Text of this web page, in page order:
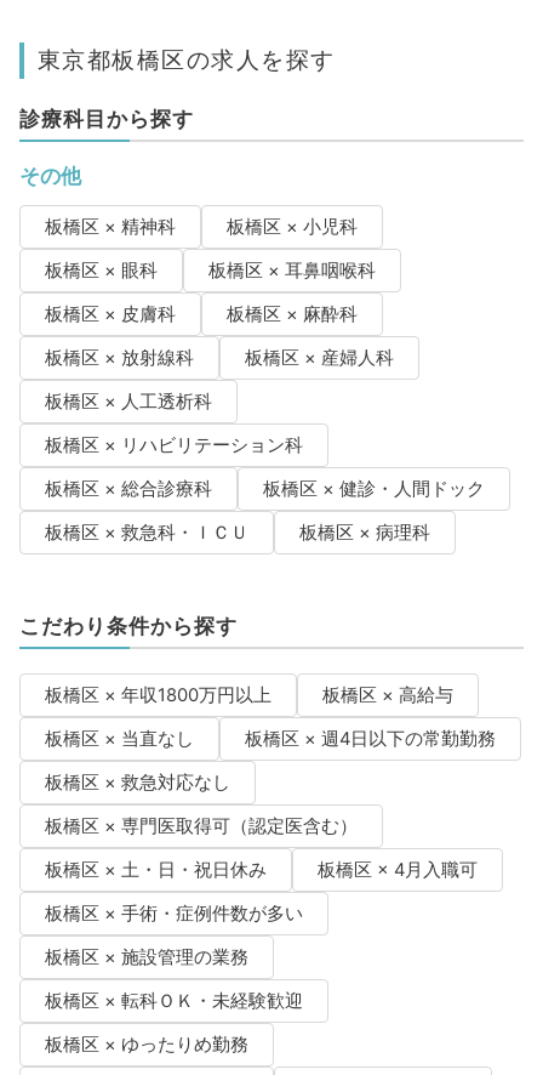
東京都板橋区の求人を探す
診療科目から探す
その他
板橋区 × 精神科
板橋区 × 小児科
板橋区 × 眼科
板橋区 × 耳鼻咽喉科
板橋区 × 皮膚科
板橋区 × 麻酔科
板橋区 × 放射線科
板橋区 × 産婦人科
板橋区 × 人工透析科
板橋区 × リハビリテーション科
板橋区 × 総合診療科
板橋区 × 健診・人間ドック
板橋区 × 救急科・ＩＣＵ
板橋区 × 病理科
こだわり条件から探す
板橋区 × 年収1800万円以上
板橋区 × 高給与
板橋区 × 当直なし
板橋区 × 週4日以下の常勤勤務
板橋区 × 救急対応なし
板橋区 × 専門医取得可（認定医含む）
板橋区 × 土・日・祝日休み
板橋区 × 4月入職可
板橋区 × 手術・症例件数が多い
板橋区 × 施設管理の業務
板橋区 × 転科ＯＫ・未経験歓迎
板橋区 × ゆったりめ勤務